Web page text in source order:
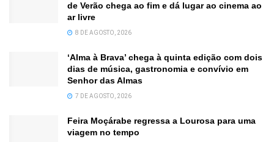
de Verão chega ao fim e dá lugar ao cinema ao
ar livre
8 DE AGOSTO, 2026
‘Alma à Brava’ chega à quinta edição com dois
dias de música, gastronomia e convívio em
Senhor das Almas
7 DE AGOSTO, 2026
Feira Moçárabe regressa a Lourosa para uma
viagem no tempo